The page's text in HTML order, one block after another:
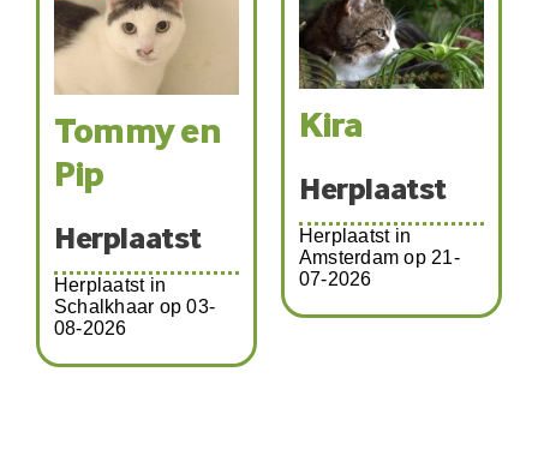
Tommy en
Pip
Herplaatst
Herplaatst in
Schalkhaar op 03-
08-2026
Kira
Herplaatst
Herplaatst in
Amsterdam op 21-
07-2026